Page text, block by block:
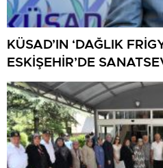
KÜSAD’IN ‘DAĞLIK
ESKİŞEHİR’DE
BULUŞUYOR